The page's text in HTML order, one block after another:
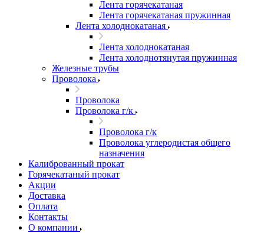
Лента горячекатаная
Лента горячекатаная пружинная
Лента холоднокатаная
Лента холоднокатаная
Лента холоднотянутая пружинная
Железные трубы
Проволока
Проволока
Проволока г/к
Проволока г/к
Проволока углеродистая общего
назначения
Калиброванный прокат
Горячекатаный прокат
Акции
Доставка
Оплата
Контакты
О компании